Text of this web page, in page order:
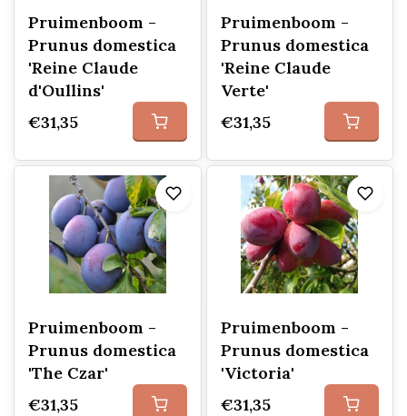
Pruimenboom -
Prunus domestica
'Reine Claude
d'Oullins'
€31,35
Pruimenboom -
Prunus domestica
'Reine Claude
Verte'
€31,35
Pruimenboom -
Prunus domestica
'The Czar'
€31,35
Pruimenboom -
Prunus domestica
'Victoria'
€31,35